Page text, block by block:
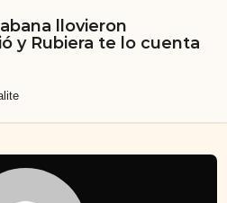
llovieron
y Rubiera te lo cuenta